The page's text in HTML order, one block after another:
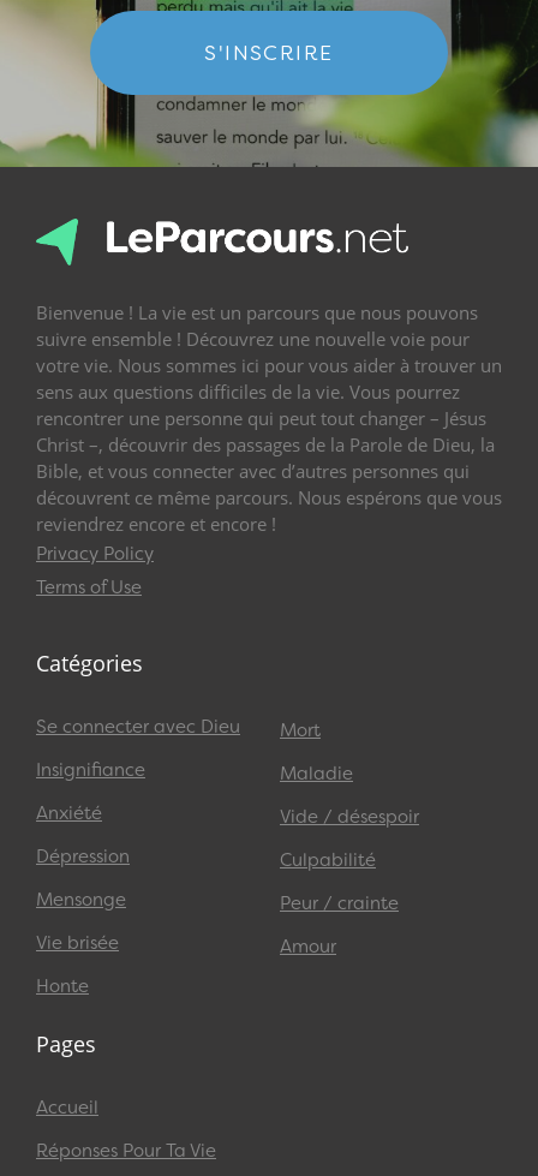
S'INSCRIRE
Bienvenue ! La vie est un parcours que nous pouvons
suivre ensemble ! Découvrez une nouvelle voie pour
votre vie. Nous sommes ici pour vous aider à trouver un
sens aux questions difficiles de la vie. Vous pourrez
rencontrer une personne qui peut tout changer – Jésus
Christ –, découvrir des passages de la Parole de Dieu, la
Bible, et vous connecter avec d’autres personnes qui
découvrent ce même parcours. Nous espérons que vous
reviendrez encore et encore !
Privacy Policy
Terms of Use
Catégories
Se connecter avec Dieu
Insignifiance
Anxiété
Dépression
Mensonge
Vie brisée
Honte
Mort
Maladie
Vide / désespoir
Culpabilité
Peur / crainte
Amour
Pages
Accueil
Réponses Pour Ta Vie